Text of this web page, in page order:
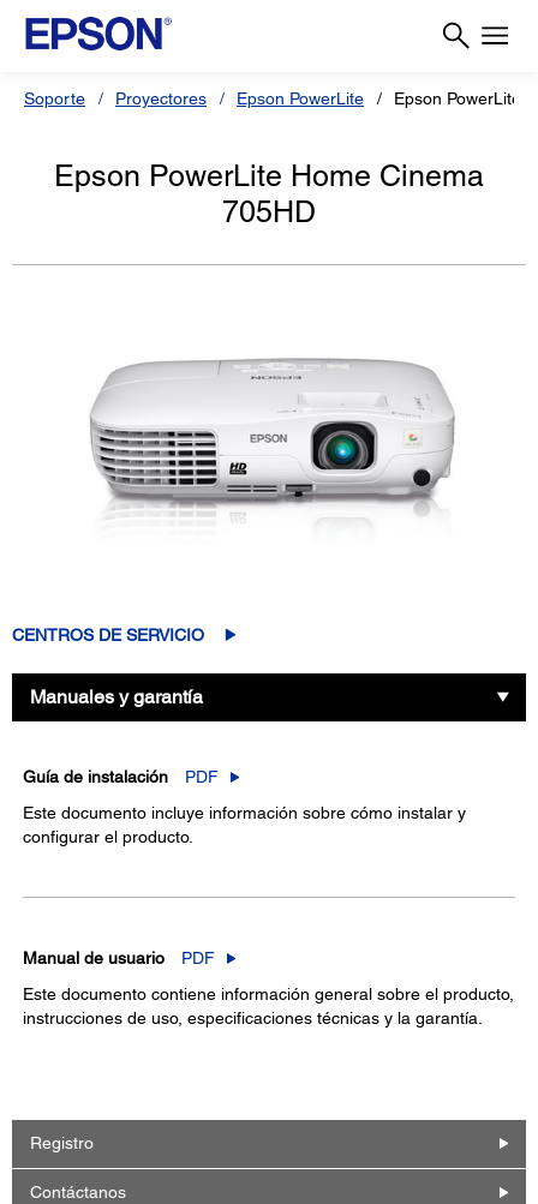
Soporte Proyectores Epson PowerLite Epson PowerLite
Epson PowerLite Home Cinema
705HD
CENTROS DE SERVICIO
Manuales y garantía
Guía de instalación
PDF
Este documento incluye información sobre cómo instalar y
configurar el producto.
Manual de usuario
PDF
Este documento contiene información general sobre el producto,
instrucciones de uso, especificaciones técnicas y la garantía.
Registro
Contáctanos